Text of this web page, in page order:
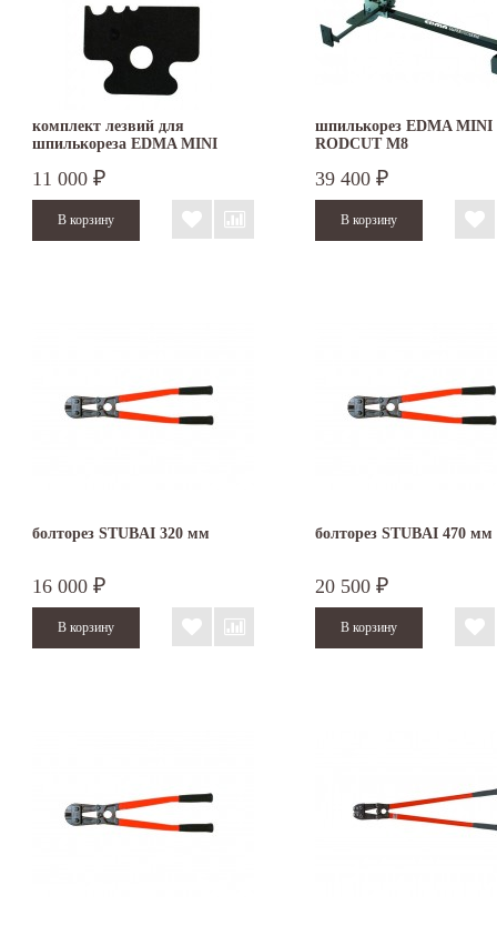
комплект лезвий для
шпилькореза EDMA MINI
11 000 ₽
шпилькорез EDMA MINI
RODCUT M8
39 400 ₽
болторез STUBAI 320 мм
16 000 ₽
болторез STUBAI 470 мм
20 500 ₽